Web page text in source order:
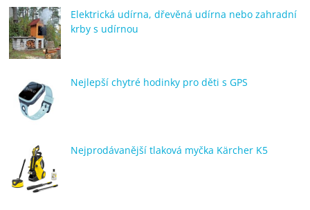
Elektrická udírna, dřevěná udírna nebo zahradní
krby s udírnou
Nejlepší chytré hodinky pro děti s GPS
Nejprodávanější tlaková myčka Kärcher K5